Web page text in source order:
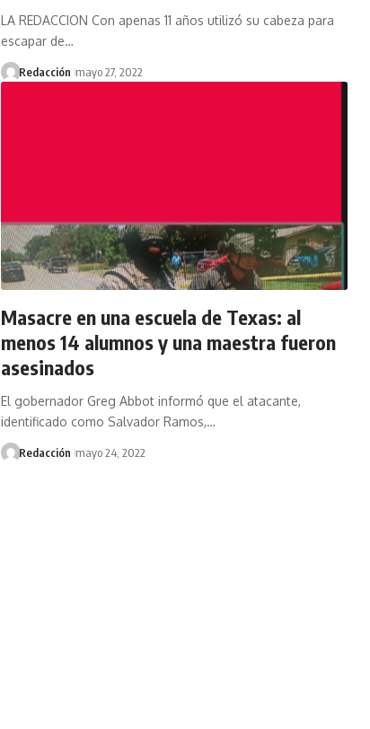
LA REDACCION Con apenas 11 años utilizó su cabeza para
escapar de…
Redacción mayo 27, 2022
Masacre en una escuela de Texas: al
menos 14 alumnos y una maestra fueron
asesinados
El gobernador Greg Abbot informó que el atacante,
identificado como Salvador Ramos,…
Redacción mayo 24, 2022